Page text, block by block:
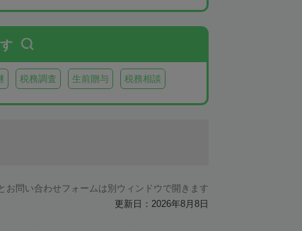
税務調査 生前贈与 税務相談
お問い合わせフォームは別ウィンドウで開きます
更新日：2026年8月8日